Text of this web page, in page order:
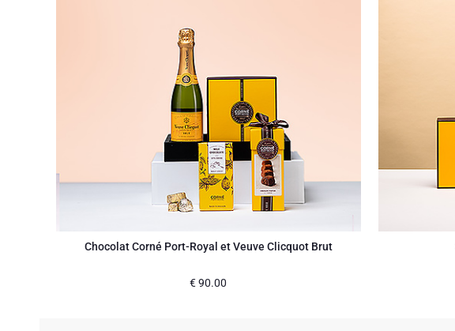
Chocolat Corné Port-Royal et Veuve Clicquot Brut
€90.00